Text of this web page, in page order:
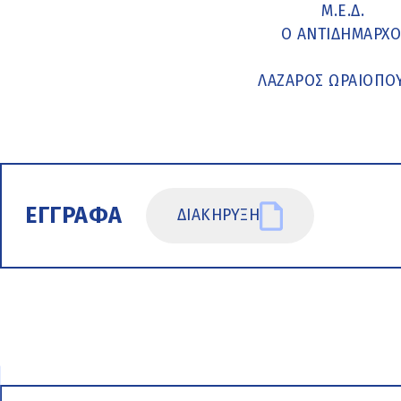
Μ.Ε.Δ.
Ο
ΛΑΖΑΡΟΣ
ΕΓΓΡΑΦΑ ΔΙΑΚΗΡΥΞΗ